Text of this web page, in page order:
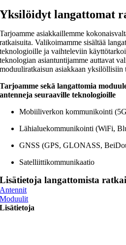
Yksilöidyt langattomat
Tarjoamme asiakkaillemme
ratkaisuita.Valikoimamme sisältää
teknologioille ja vaihteleviin
teknologian asiantuntijamme auttavat
moduuliratkaisunasiakkaan yksilöllisiin
Tarjoamme sekä langattomia
antenneja seuraavilleteknologioille
Mobiiliverkon kommunikointi
Lähialuekommunikointi (WiFi,
GNSS (GPS, GLONASS,
Satelliittikommunikaatio
Lisätietoja langattomista
Antennit
Moduulit
Lisätietoja